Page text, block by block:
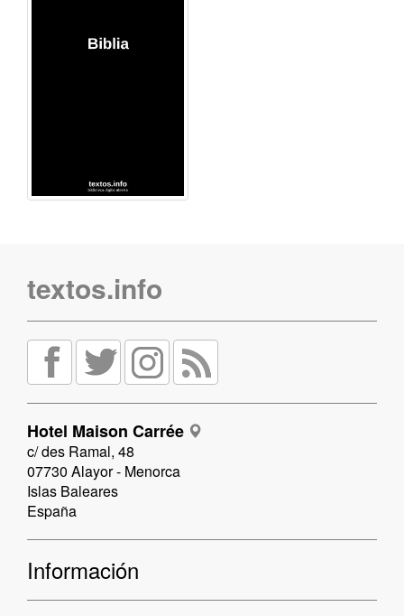
textos.info
Hotel Maison Carrée
c/ des Ramal, 48
07730 Alayor - Menorca
Islas Baleares
España
Información